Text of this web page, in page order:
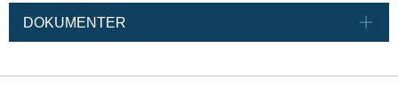
DOKUMENTER